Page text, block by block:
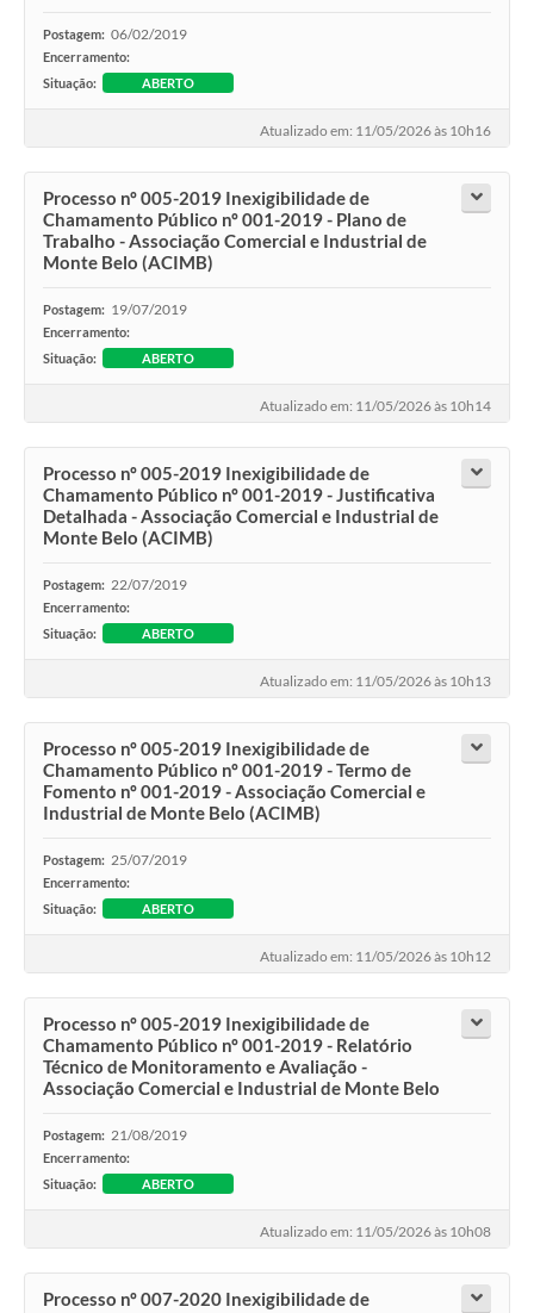
Postagem: 06/02/2019
Encerramento:
Situação:
ABERTO
Atualizado em: 11/05/2026 às 10h16
Processo nº 005-2019 Inexigibilidade de
Chamamento Público nº 001-2019 - Plano de
Trabalho - Associação Comercial e Industrial de
Monte Belo (ACIMB)
Postagem: 19/07/2019
Encerramento:
Situação:
ABERTO
Atualizado em: 11/05/2026 às 10h14
Processo nº 005-2019 Inexigibilidade de
Chamamento Público nº 001-2019 - Justificativa
Detalhada - Associação Comercial e Industrial de
Monte Belo (ACIMB)
Postagem: 22/07/2019
Encerramento:
Situação:
ABERTO
Atualizado em: 11/05/2026 às 10h13
Processo nº 005-2019 Inexigibilidade de
Chamamento Público nº 001-2019 - Termo de
Fomento nº 001-2019 - Associação Comercial e
Industrial de Monte Belo (ACIMB)
Postagem: 25/07/2019
Encerramento:
Situação:
ABERTO
Atualizado em: 11/05/2026 às 10h12
Processo nº 005-2019 Inexigibilidade de
Chamamento Público nº 001-2019 - Relatório
Técnico de Monitoramento e Avaliação -
Associação Comercial e Industrial de Monte Belo
Postagem: 21/08/2019
Encerramento:
Situação:
ABERTO
Atualizado em: 11/05/2026 às 10h08
Processo nº 007-2020 Inexigibilidade de